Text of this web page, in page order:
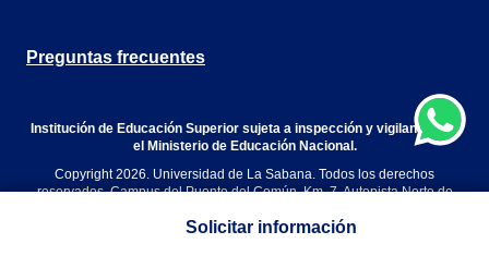
Preguntas frecuentes
Institución de Educación Superior sujeta a inspección y vigilancia por
el Ministerio de Educación Nacional.
Copyright 2026. Universidad de La Sabana. Todos los derechos
reservados. Campus del Puente del Común, Km. 7, Autopista Norte de
Solicitar información